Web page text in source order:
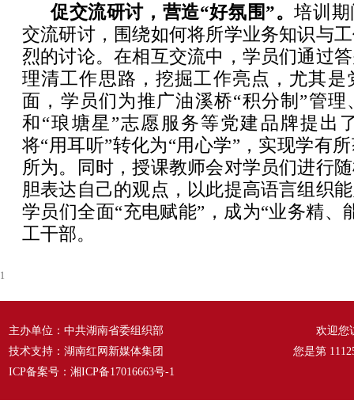
促交流研讨，营造“好氛围”。培训
交流研讨，围绕如何将所学业务知识与
烈的讨论。在相互交流中，学员们通过
理清工作思路，挖掘工作亮点，尤其是
面，学员们为推广油溪桥“积分制”管理
和“琅塘星”志愿服务等党建品牌提出
将“用耳听”转化为“用心学”，实现学有
所为。同时，授课教师会对学员们进行
胆表达自己的观点，以此提高语言组织
学员们全面“充电赋能”，成为“业务精、
工干部。
1
主办单位：中共湖南省委组织部
技术支持：湖南红网新媒体集团
ICP备案号： 湘ICP备17016663号-1
欢迎您
您是第